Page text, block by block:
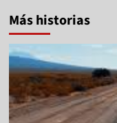
Más historias